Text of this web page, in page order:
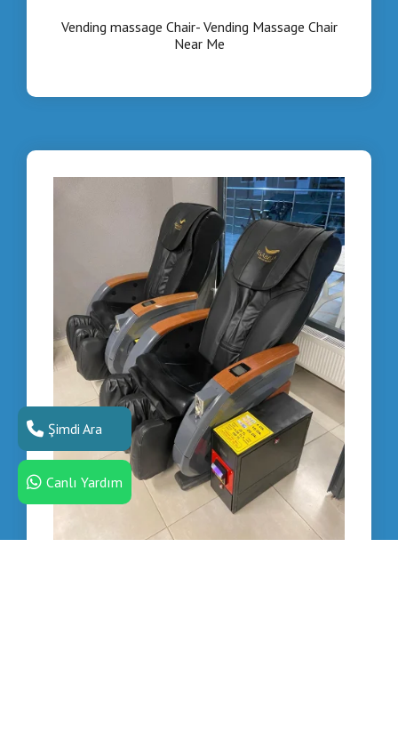
Vending massage Chair- Vending Massage Chair
Near Me
Şimdi Ara
Canlı Yardım